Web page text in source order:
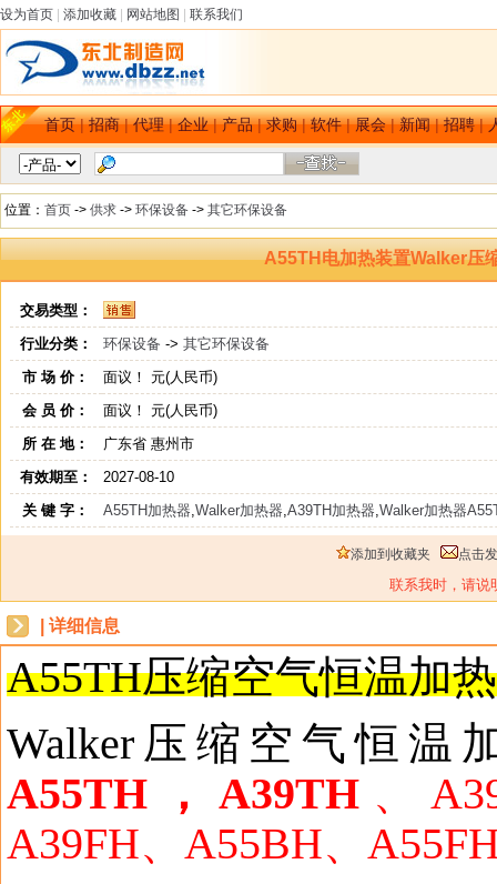
设为首页 添加收藏 网站地图 联系我们
首页|招商|代理|企业|产品|求购|软件|展会|新闻|招聘|
位置： 首页 -> 供求 -> 环保设备 -> 其它环保设备
A55TH电加热装置Walker压
交易类型：
行业分类：
环保设备 -> 其它环保设备
市 场 价：
面议！ 元(人民币)
会 员 价：
面议！ 元(人民币)
所 在 地：
广东省 惠州市
有效期至：
2027-08-10
关 键 字：
A55TH加热器,Walker加热器,A39TH加热器,Walker加热器
添加到收藏夹 点击
联系我时，请说
| 详细信息
A55TH压缩空气恒温加
Walker 压缩空气恒温
A55TH ，A39TH 、
A39FH、 A55BH、